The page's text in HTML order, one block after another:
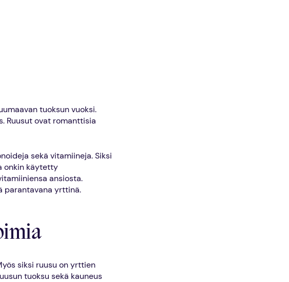
tuoksun vuoksi.
Ruusut ovat romanttisia
sekä vitamiineja. Siksi
onkin käytetty
ansiosta.
parantavana yrttinä.
siksi ruusu on yrttien
tuoksu sekä kauneus